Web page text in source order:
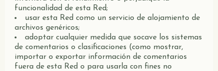
funcionalidad de esta Red;
usar esta Red como un servicio de alojamiento de
archivos genéricos;
adoptar cualquier medida que socave los sistemas
de comentarios o clasificaciones (como mostrar,
importar o exportar información de comentarios
fuera de esta Red o para usarla con fines no